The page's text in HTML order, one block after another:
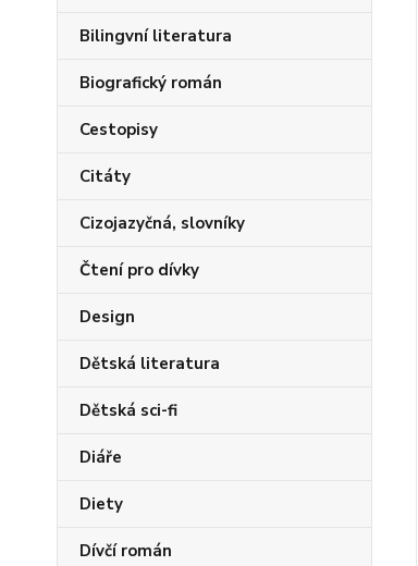
Bilingvní literatura
Biografický román
Cestopisy
Citáty
Cizojazyčná, slovníky
Čtení pro dívky
Design
Dětská literatura
Dětská sci-fi
Diáře
Diety
Dívčí román